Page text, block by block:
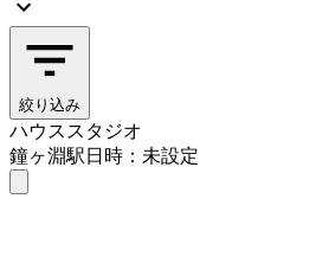
絞り込み
ハウススタジオ
鐘ヶ淵駅日時：未設定